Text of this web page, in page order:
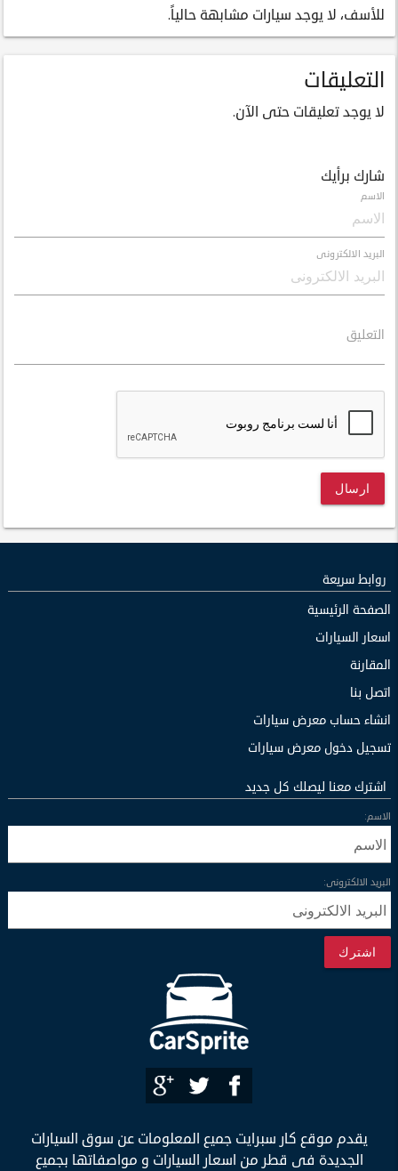
للأسف، لا يوجد سيارات مشابهة حالياً.
التعليقات
لا يوجد تعليقات حتى الآن.
شارك برأيك
الاسم
البريد الالكترونى
التعليق
ارسال
روابط سريعة
الصفحة الرئيسية
اسعار السيارات
المقارنة
اتصل بنا
انشاء حساب معرض سيارات
تسجيل دخول معرض سيارات
اشترك معنا ليصلك كل جديد
الاسم:
البريد الالكترونى:
اشترك
يقدم موقع كار سبرايت جميع المعلومات عن سوق السيارات
الجديدة فى قطر من اسعار السيارات و مواصفاتها بجميع